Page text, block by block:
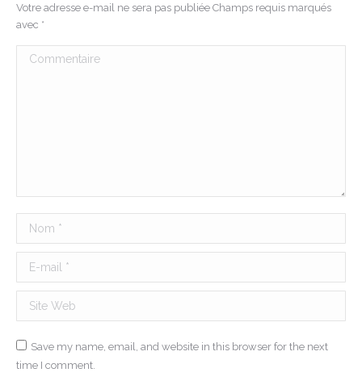
Votre adresse e-mail ne sera pas publiée Champs requis marqués
avec *
Commentaire
Nom *
E-mail *
Site Web
Save my name, email, and website in this browser for the next
time I comment.